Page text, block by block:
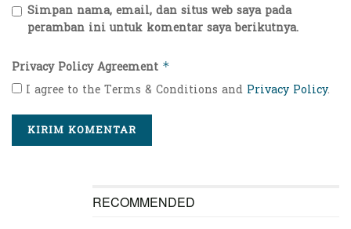
Simpan nama, email, dan situs web saya pada
peramban ini untuk komentar saya berikutnya.
Privacy Policy Agreement *
I agree to the Terms & Conditions and Privacy Policy.
RECOMMENDED